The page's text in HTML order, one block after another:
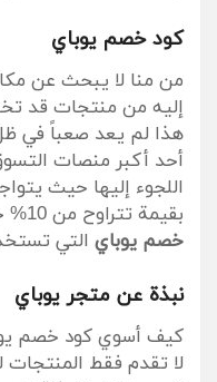
كود خصم يوباي
من منا لا يبحث عن
إليه من منتجات قد
هذا لم يعد صعباً في
أحد أكبر منصات
اللجوء إليها حيث
بقيمة تتراوح من 10% حتى 65% فيما أكثر مع
خصم يوباي التي
نبذة عن متجر يوباي
كيف أسوي كود خصم
لا تقدم فقط المنتجات